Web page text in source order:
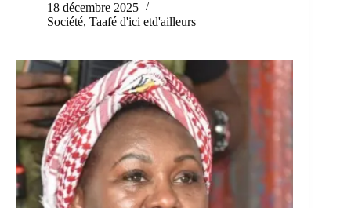
18 décembre 2025
Société, Taafé d'ici etd'ailleurs